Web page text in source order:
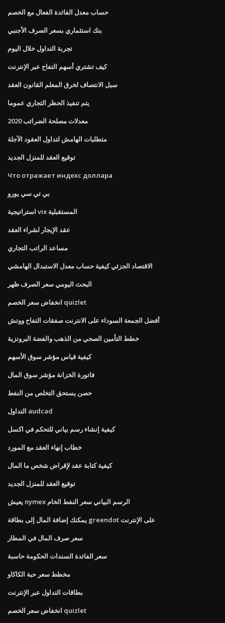
حساب معدل الفائدة الفعال مع الخصم
بنك استثماري بسعر الصرف الأجنبي
تجربة التداول خلال اليوم
كيف تشتري أسهم التفاح عبر الإنترنت
سبل الانتصاف لخرق المعلم القانون العقد
يتم تنفيذ الحظر التجاري عموما
معدلات مصلحة الضرائب 2020
متطلبات الهامش لتداول العقود الآجلة
توقيع العقد للمنزل الجديد
Что отражает индекс доллара
بي تي سي يورو
استراتيجية vix المستقبلية
عقد الإيجار لشراء العقد
مساعد الراتب التجاري
الاقتصاد الجزئي كيفية حساب معدل الاستبدال الهامشي
البحث اليومي سعر الصرف ظهر
انخفاض سعر الخصم quizlet
أفضل الجمعة السوداء على الانترنت صفقات التفاح ووتش
خطط التأمين الصحي من الذهب والفضة البرونزية
كيفية قياس مؤشر سوق الأسهم
فاتورة الخزانة مؤشر سوق المال
حصن يستحق التخلص من النفط
التداول audcad
كيفية إنشاء رسم بياني للتحكم في اكسل
خطاب إنهاء العقد مع المورد
كيفية كتابة عقد لإقراض شخص ما المال
توقيع العقد للمنزل الجديد
يعيش nymex الرسم البياني سعر النفط الخام
يمكنك إضافة المال إلى بطاقة greendot على الإنترنت
سعر صرف المال في المطار
سعر الفائدة السندات الحكومة حاسبة
مخطط سعر حبة الكاكاو
بطاقات التداول عبر الإنترنت
انخفاض سعر الخصم quizlet